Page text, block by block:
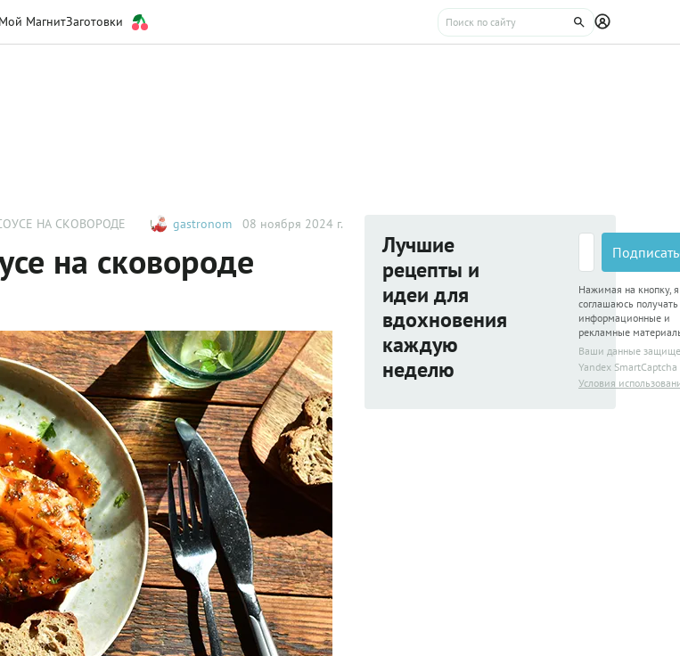
Мой МагнитЗаготовки
НА СКОВОРОДЕ gastronom 08 ноября 2024 г.
на сковороде
Лучшие
рецепты и
идеи для
вдохновения
каждую
неделю
Нажимая на кнопку, я
соглашаюсь получать
информационные и
рекламные
Ваши данные
Yandex SmartCaptcha
Условия